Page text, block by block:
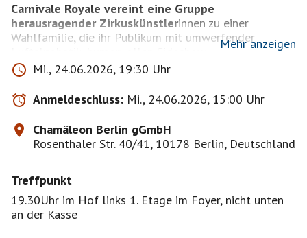
Carnivale Royale vereint eine Gruppe
herausragender Zirkuskünstlerinnen zu einer
Wahlfamilie, die ihr Publikum mit umwerfender
Unmöglichkeiten und schillernden Drag-Performances
beeindruckt.
Sexy und doch gefühlvoll, gewagt und doch zutiefst
menschlich – werden Sie Teil eines Erlebnisses, das
Vielfalt als den Herzschlag menschlicher Erfahrung
feiert.
Sprachhinweis: Die Show wird auf Englisch moderiert
Dauer: 70 Minuten ohne Pause
Mehr anzeigen
Mi., 24.06.2026, 19:30 Uhr
Anmeldeschluss: Mi., 24.06.2026, 15:00 Uhr
Chamäleon Berlin gGmbH
Rosenthaler Str. 40/41, 10178 Berlin, Deutschland
Treffpunkt
19.30Uhr im Hof links 1. Etage im Foyer, nicht unten
an der Kasse